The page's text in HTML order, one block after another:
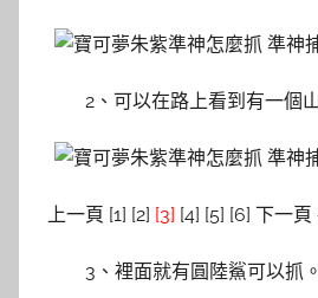
2、可以在路上看到有一個
上一頁 [1] [2] [3] [4] [5] [6] 下一
3、裡面就有圓陸鯊可以抓。